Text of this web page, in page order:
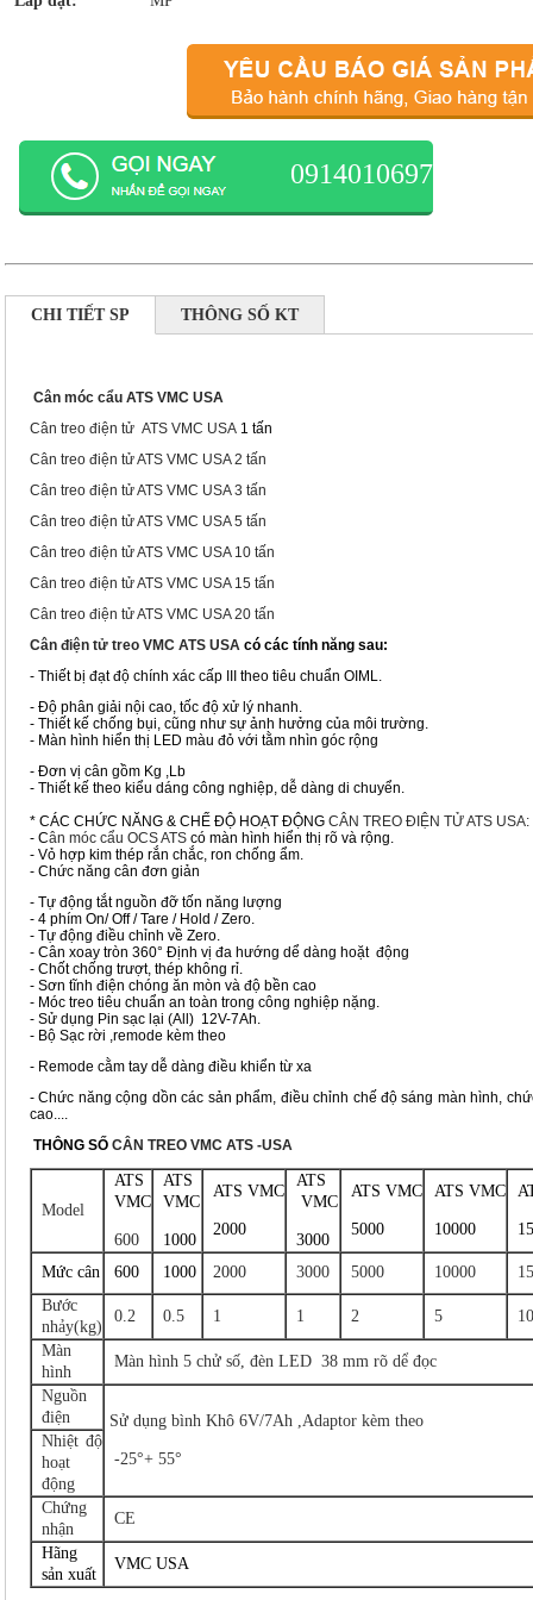
0914010697
CHI TIẾT SP THÔNG SỐ KT
Cân móc cẩu ATS VMC USA
Cân treo điện tử ATS VMC USA 1 tấn
Cân treo điện tử ATS VMC USA 2 tấn
Cân treo điện tử ATS VMC USA 3 tấn
Cân treo điện tử ATS VMC USA 5 tấn
Cân treo điện tử ATS VMC USA 10 tấn
Cân treo điện tử ATS VMC USA 15 tấn
Cân treo điện tử ATS VMC USA 20 tấn
Cân điện tử treo VMC ATS USA có các tính năng sau:
- Thiết bị đạt độ chính xác cấp III theo tiêu chuẩn OIML.
- Độ phân giải nội cao, tốc độ xử lý nhanh.
- Thiết kế chống bụi, cũng như sự ảnh hưởng của môi trường.
- Màn hình hiển thị LED màu đỏ với tằm nhìn góc rộng
- Đơn vị cân gồm Kg ,Lb
- Thiết kế theo kiểu dáng công nghiệp, dễ dàng di chuyển.
* CÁC CHỨC NĂNG & CHẾ ĐỘ HOẠT ĐỘNG CÂN TREO ĐIỆN TỬ ATS USA:
- Cân móc cẩu OCS ATS có màn hình hiển thị rõ và rộng.
- Vỏ hợp kim thép rắn chắc, ron chống ẩm.
- Chức năng cân đơn giản
- Tự động tắt nguồn đỡ tốn năng lượng
- 4 phím On/ Off / Tare / Hold / Zero.
- Tự động điều chỉnh về Zero.
- Cân xoay tròn 360° Định vị đa hướng dể dàng hoặt động
- Chốt chống trượt, thép không rỉ.
- Sơn tĩnh điện chóng ăn mòn và độ bền cao
- Móc treo tiêu chuẩn an toàn trong công nghiệp nặng.
- Sử dụng Pin sạc lại (All) 12V-7Ah.
- Bộ Sạc rời ,remode kèm theo
- Remode cằm tay dễ dàng điều khiển từ xa
- Chức năng cộng dồn các sản phẩm, điều chỉnh chế độ sáng màn hình,
cao....
THÔNG SỐ CÂN TREO VMC ATS -USA
Model
ATS
VMC
600
ATS
VMC
1000
ATS VMC
2000
ATS
VMC
3000
ATS VMC
5000
ATS VMC
10000
Mức cân 600 1000 2000 3000 5000 10000
Bước
nhảy(kg)
0.2 0.5 1 1 2 5
Màn
hình
Màn hình 5 chử số, đèn LED 38 mm rõ dể đọc
Nguồn
điện
Sử dụng bình Khô 6V/7Ah ,Adaptor kèm theo
-25°+ 55°
Nhiệt độ
hoạt
động
Chứng
nhận
CE
Hãng
sản xuất
VMC USA